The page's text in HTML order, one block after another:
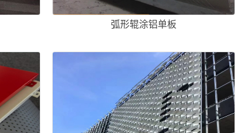
弧形辊涂铝单板